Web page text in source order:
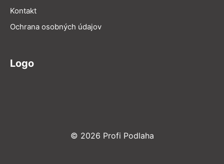
Kontakt
Ochrana osobných údajov
Logo
© 2026 Profi Podlaha